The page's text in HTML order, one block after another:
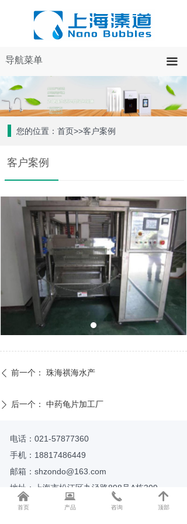
导航菜单 끀
您的位置：首页>>客户案例
客户案例
ꄴ 前一个： 珠海祺海水产
ꄲ 后一个： 中药龟片加工厂
电话：021-57877360
手机：18817486449
邮箱：shzondo@163.com
地址：上海市松江区九泾路898号A栋309
낀
首页
뀵
产品
끅
咨询
녕
顶部